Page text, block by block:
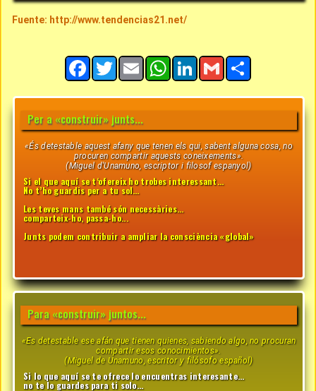
Fuente: http://www.tendencias21.net/
Facebook
TwitterEmail WhatsApp
LinkedInGmailShare
Per a «construir» junts...
«És detestable aquest afany que tenen els qui, sabent alguna cosa, no
procuren compartir aquests coneixements».
(Miguel d'Unamuno, escriptor i filosof espanyol)
Si el que aquí se t‘ofereix ho trobes interessant…
No t’ho guardis per a tu sol…
Les teves mans també són necessàries...
comparteix-ho, passa-ho...
Junts podem contribuir a ampliar la consciència «global»
Para «construir» juntos...
«Es detestable ese afán que tienen quienes, sabiendo algo, no procuran
compartir esos conocimientos».
(Miguel de Unamuno, escritor y filósofo español)
Si lo que aquí se te ofrece lo encuentras interesante...
no te lo guardes para ti solo...